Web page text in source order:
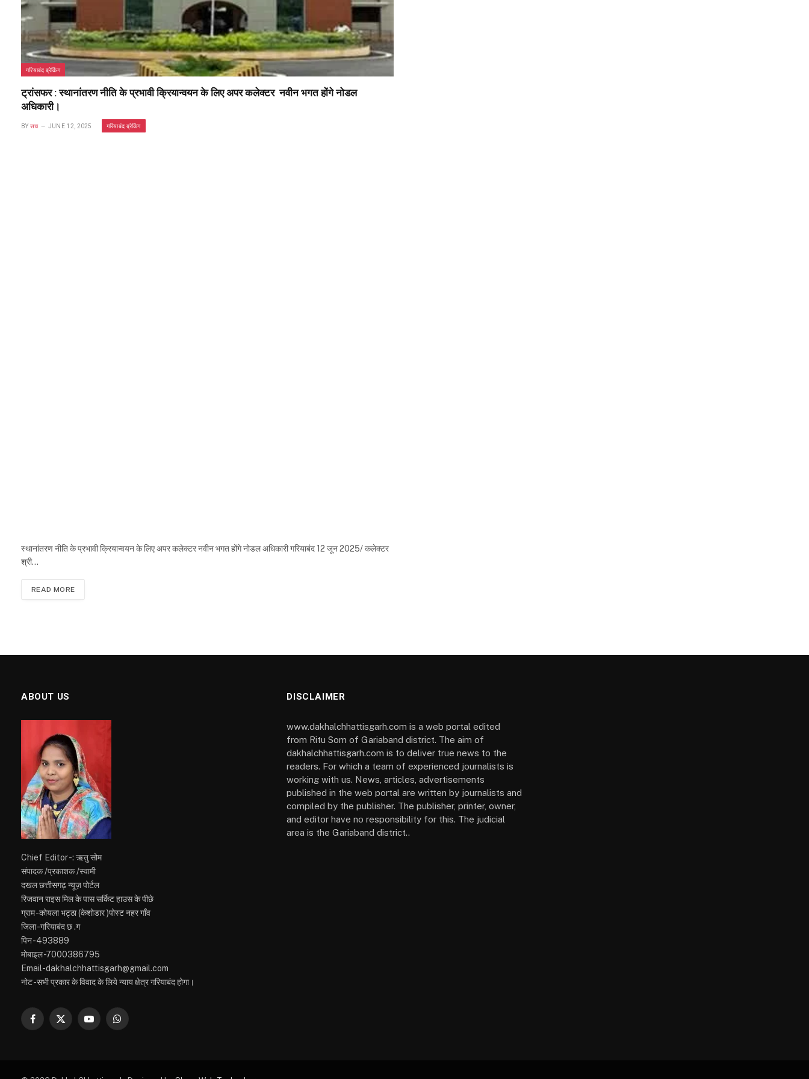
गरियाबंद ब्रेकिंग
ट्रांसफर : स्थानांतरण नीति के प्रभावी क्रियान्वयन के लिए अपर कलेक्टर नवीन भगत होंगे नोडल
अधिकारी।
BY सच JUNE 12, 2025 गरियाबंद ब्रेकिंग
स्थानांतरण नीति के प्रभावी क्रियान्वयन के लिए अपर कलेक्टर नवीन भगत होंगे नोडल अधिकारी गरियाबंद 12 जून 2025/ कलेक्टर
श्री…
READ MORE
ABOUT US
Chief Editor -: ऋतु सोम
संपादक /प्रकाशक /स्वामी
दखल छत्तीसगढ़ न्यूज़ पोर्टल
रिजवान राइस मिल के पास सर्किट हाउस के पीछे
ग्राम -कोयला भट्ठा (केशोडार )पोस्ट नहर गाँव
जिला -गरियाबंद छ .ग
पिन -493889
मोबाइल -7000386795
Email-dakhalchhattisgarh@gmail.com
नोट -सभी प्रकार के विवाद के लिये न्याय क्षेत्र गरियाबंद होगा।
Facebook
X
YouTubeWhatsApp
DISCLAIMER
www.dakhalchhattisgarh.com is a web portal edited
from Ritu Som of Gariaband district. The aim of
dakhalchhattisgarh.com is to deliver true news to the
readers. For which a team of experienced journalists is
working with us. News, articles, advertisements
published in the web portal are written by journalists and
compiled by the publisher. The publisher, printer, owner,
and editor have no responsibility for this. The judicial
area is the Gariaband district..